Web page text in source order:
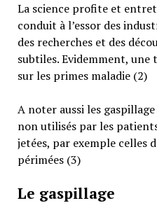
La science profite et
conduit à l’essor des
des recherches et des
subtiles. Evidemment,
sur les primes maladie (2)
A noter aussi les
non utilisés par les
jetées, par exemple celles
périmées (3)
Le gaspillage